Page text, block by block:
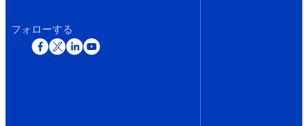
フォローする